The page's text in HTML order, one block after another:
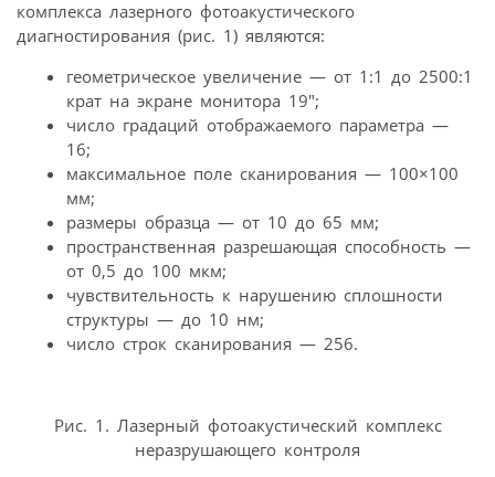
комплекса лазерного фотоакустического
диагностирования (рис. 1) являются:
геометрическое увеличение — от 1:1 до 2500:1
крат на экране монитора 19″;
число градаций отображаемого параметра —
16;
максимальное поле сканирования — 100×100
мм;
размеры образца — от 10 до 65 мм;
пространственная разрешающая способность —
от 0,5 до 100 мкм;
чувствительность к нарушению сплошности
структуры — до 10 нм;
число строк сканирования — 256.
Рис. 1. Лазерный фотоакустический комплекс
неразрушающего контроля